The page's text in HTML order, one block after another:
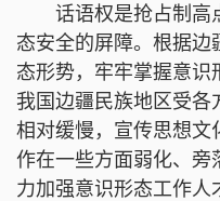
话语权是抢占制高
态安全的屏障。根据
态形势，牢牢掌握意识
我国边疆民族地区受各
相对缓慢，宣传思想文
作在一些方面弱化、旁
力加强意识形态工作人